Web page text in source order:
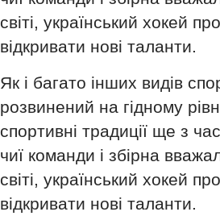
світі, український хокей
відкривати нові таланти.
Як і багато інших видів
розвинений на гідному
спортивні традиції ще з
чиї команди і збірна
світі, український хокей
відкривати нові таланти.